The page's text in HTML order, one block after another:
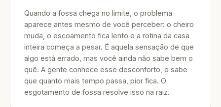
Quando a fossa chega no limite, o problema
aparece antes mesmo de você perceber: o cheiro
muda, o escoamento fica lento e a rotina da casa
inteira começa a pesar. É aquela sensação de que
algo está errado, mas você ainda não sabe bem o
quê. A gente conhece esse desconforto, e sabe
que quanto mais tempo passa, pior fica. O
esgotamento de fossa resolve isso na raiz.